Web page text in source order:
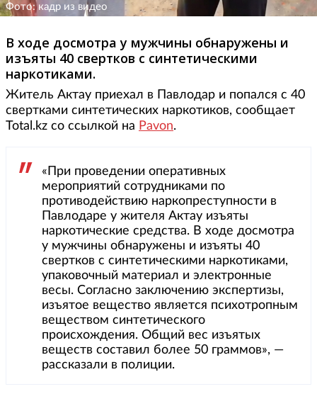
Фото: кадр из видео
В ходе досмотра у мужчины обнаружены и
изъяты 40 свертков с синтетическими
наркотиками.
Житель Актау приехал в Павлодар и попался с 40
свертками синтетических наркотиков, сообщает
Total.kz со ссылкой на Pavon.
«При проведении оперативных
мероприятий сотрудниками по
противодействию наркопреступности в
Павлодаре у жителя Актау изъяты
наркотические средства. В ходе досмотра
у мужчины обнаружены и изъяты 40
свертков с синтетическими наркотиками,
упаковочный материал и электронные
весы. Согласно заключению экспертизы,
изъятое вещество является психотропным
веществом синтетического
происхождения. Общий вес изъятых
веществ составил более 50 граммов», —
рассказали в полиции.